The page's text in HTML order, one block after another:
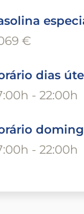
€
dias
- 22:00h
- 22:00h